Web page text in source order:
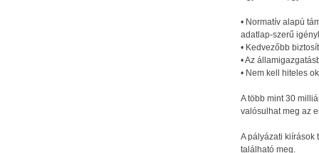
• Normatív alapú
adatlap-szerű
• Kedvezőbb
• Az
• Nem kell hiteles
A több mint 30
valósulhat meg az
A pályázati
található meg.